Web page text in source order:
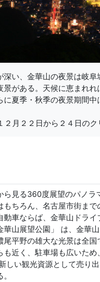
深い、金華山の夜景は岐
がある。天候に恵まれ
に夏季・秋季の夜景期間
月２２日から２４日の
見る360度展望のパノラ
ちろん、名古屋市街ま
動車ならば、金華山ドラ
山展望公園」 は、金華
平野の雄大な光景は全
近く、駐車場も広いた
しい観光資源として売り